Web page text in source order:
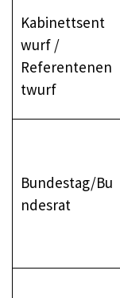
Kabinettsent
wurf /
Referentenen
twurf
Bundestag/Bu
ndesrat